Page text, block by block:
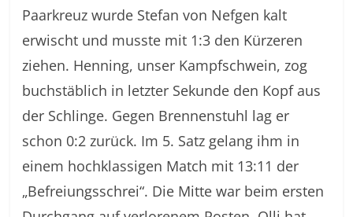
Paarkreuz wurde Stefan von Nefgen kalt
erwischt und musste mit 1:3 den Kürzeren
ziehen. Henning, unser Kampfschwein, zog
buchstäblich in letzter Sekunde den Kopf aus
der Schlinge. Gegen Brennenstuhl lag er
schon 0:2 zurück. Im 5. Satz gelang ihm in
einem hochklassigen Match mit 13:11 der
„Befreiungsschrei“. Die Mitte war beim ersten